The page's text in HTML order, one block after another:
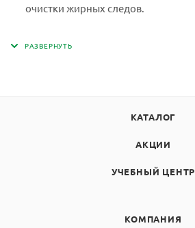
очистки жирных следов.
КАТАЛОГ
АКЦИИ
УЧЕБНЫЙ ЦЕНТР
КОМПАНИЯ